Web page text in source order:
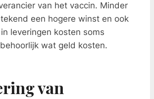
van het vaccin. Minder
een hogere winst en ook
leveringen kosten soms
wat geld kosten.
van